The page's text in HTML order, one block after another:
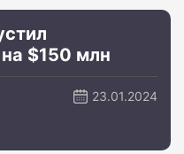
$150 млн
23.01.2024